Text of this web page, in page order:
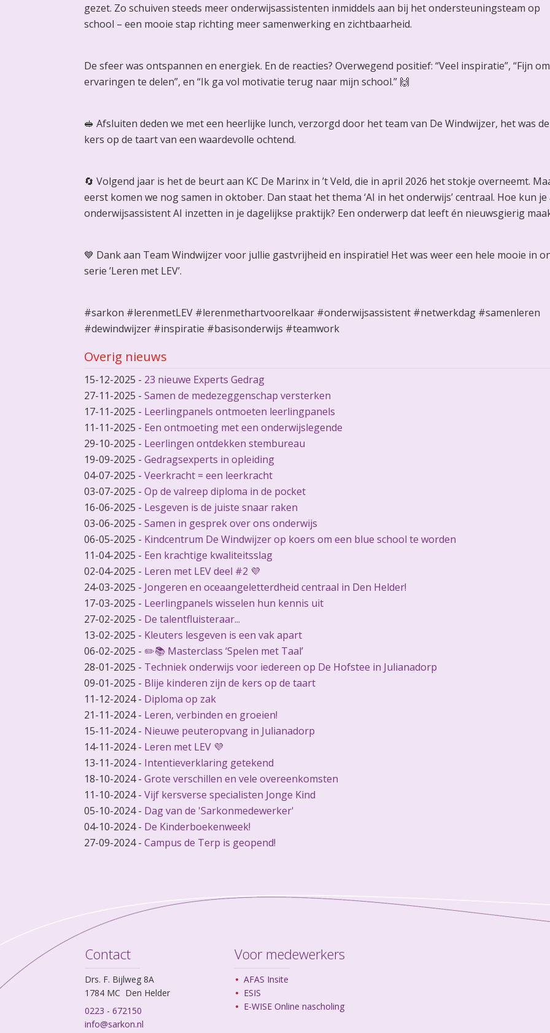
gezet. Zo schuiven steeds meer onderwijsassistenten inmiddels aan bij het ondersteuningsteam op
school – een mooie stap richting meer samenwerking en zichtbaarheid.
De sfeer was ontspannen en energiek. En de reacties? Overwegend positief: “Veel inspiratie”, “Fijn om
ervaringen te delen”, en “Ik ga vol motivatie terug naar mijn school.” 🙌
🥪 Afsluiten deden we met een heerlijke lunch, verzorgd door het team van De Windwijzer, het was de
kers op de taart van een waardevolle ochtend.
🔄 Volgend jaar is het de beurt aan KC De Marinx in ’t Veld, die in april 2026 het stokje overneemt.
eerst komen we nog samen in oktober. Dan staat het thema ‘AI in het onderwijs’ centraal. Hoe kun je
onderwijsassistent AI inzetten in je dagelijkse praktijk? Een onderwerp dat leeft én nieuwsgierig
💙 Dank aan Team Windwijzer voor jullie gastvrijheid en inspiratie! Het was weer een hele mooie in
serie ’Leren met LEV’.
#sarkon #lerenmetLEV #lerenmethartvoorelkaar #onderwijsassistent #netwerkdag #samenleren
#dewindwijzer #inspiratie #basisonderwijs #teamwork
Overig nieuws
15-12-2025 - 23 nieuwe Experts Gedrag
27-11-2025 - Samen de medezeggenschap versterken
17-11-2025 - Leerlingpanels ontmoeten leerlingpanels
11-11-2025 - Een ontmoeting met een onderwijslegende
29-10-2025 - Leerlingen ontdekken stembureau
19-09-2025 - Gedragsexperts in opleiding
04-07-2025 - Veerkracht = een leerkracht
03-07-2025 - Op de valreep diploma in de pocket
16-06-2025 - Lesgeven is de juiste snaar raken
03-06-2025 - Samen in gesprek over ons onderwijs
06-05-2025 - Kindcentrum De Windwijzer op koers om een blue school te worden
11-04-2025 - Een krachtige kwaliteitsslag
02-04-2025 - Leren met LEV deel #2 💜
24-03-2025 - Jongeren en oceaangeletterdheid centraal in Den Helder!
17-03-2025 - Leerlingpanels wisselen hun kennis uit
27-02-2025 - De talentfluisteraar...
13-02-2025 - Kleuters lesgeven is een vak apart
06-02-2025 - ✏️📚 Masterclass ‘Spelen met Taal’
28-01-2025 - Techniek onderwijs voor iedereen op De Hofstee in Julianadorp
09-01-2025 - Blije kinderen zijn de kers op de taart
11-12-2024- Diploma op zak
21-11-2024- Leren, verbinden en groeien!
15-11-2024- Nieuwe peuteropvang in Julianadorp
14-11-2024- Leren met LEV 💜
13-11-2024- Intentieverklaring getekend
18-10-2024- Grote verschillen en vele overeenkomsten
11-10-2024- Vijf kersverse specialisten Jonge Kind
05-10-2024- Dag van de 'Sarkonmedewerker'
04-10-2024- De Kinderboekenweek!
27-09-2024- Campus de Terp is geopend!
Contact
Drs. F. Bijlweg 8A
1784 MC Den Helder
0223 - 672150
info@sarkon.nl
Voor medewerkers
AFAS Insite
ESIS
E-WISE Online nascholing